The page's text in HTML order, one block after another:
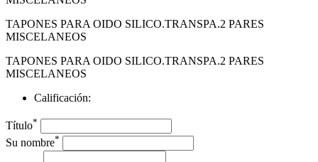
TAPONES PARA OIDO SILICO.TRANSPA.2 PARES
MISCELANEOS
TAPONES PARA OIDO SILICO.TRANSPA.2 PARES
MISCELANEOS
Calificación:
Título*
Su nombre*